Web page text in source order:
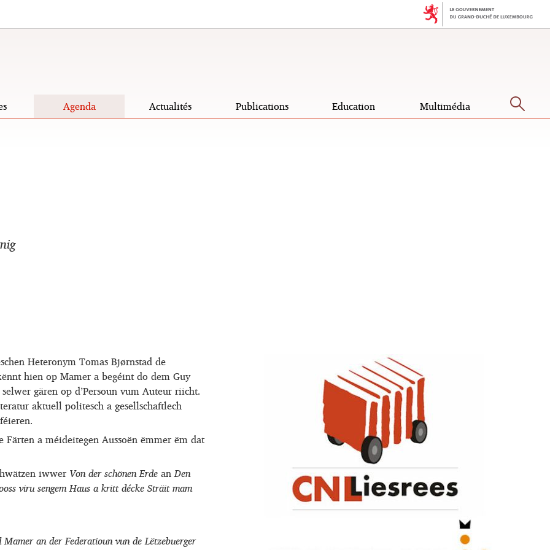
Agenda Actualités Publications Education Multimédia
Heteronym Tomas Bjørnstad de
hien op Mamer a begéint do dem Guy
gären op d’Persoun vum Auteur riicht.
aktuell politesch a gesellschaftlech
a méideitegen Aussoën ëmmer ëm dat
iwwer Von der schönen ErdeanDen
viru sengem Haus a kritt décke Sträit mam
an der Federatioun vun de Lëtzebuerger